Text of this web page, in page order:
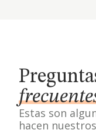
Estas son
hacen